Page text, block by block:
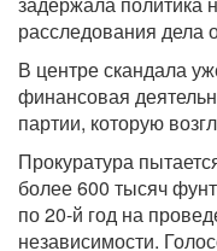
расследования дела
В центре скандала
финансовая
партии, которую
Прокуратура
более 600 тысяч
по 20-й год на
независимости.